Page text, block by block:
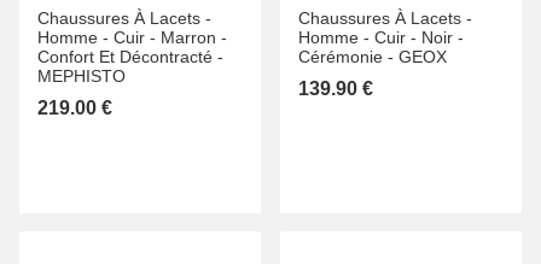
Chaussures À Lacets -
Homme - Cuir - Marron -
Confort Et Décontracté -
MEPHISTO
219.00 €
Chaussures À Lacets -
Homme - Cuir - Noir -
Cérémonie - GEOX
139.90 €